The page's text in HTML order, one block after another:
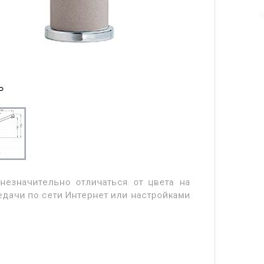
отличаться от цвета на
по сети Интернет или настройками